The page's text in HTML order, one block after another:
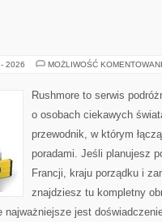
2026 MOŻLIWOŚĆ
Rushmore to serwis
o osobach ciekawych
przewodnik, w którym
poradami. Jeśli planujesz
Francji, kraju porządku i
znajdziesz tu kompletny
najważniejsze jest